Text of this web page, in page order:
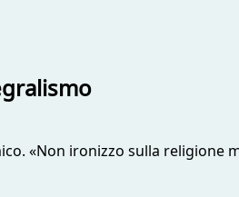
«Non ironizzo sulla